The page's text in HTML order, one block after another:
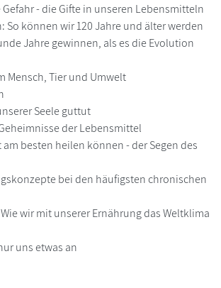
- die Gifte in unseren Lebensmitteln
So können wir 120 Jahre und älter werden
Jahre gewinnen, als es die Evolution
Mensch, Tier und Umwelt
Seele guttut
der Lebensmittel
am besten heilen können - der Segen des
bei den häufigsten chronischen
wir mit unserer Ernährung das Weltklima
uns etwas an